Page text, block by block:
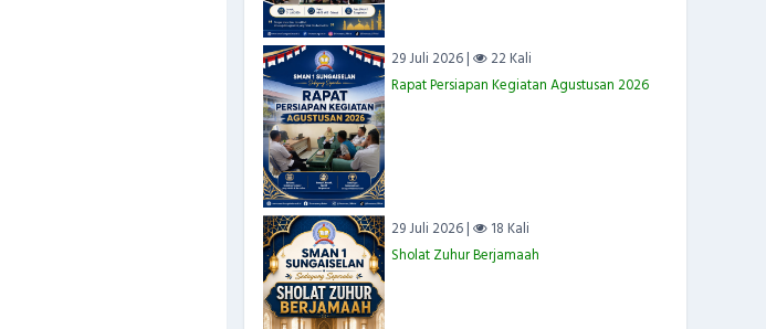
29 Juli 2026 |
22 Kali
Rapat Persiapan Kegiatan Agustusan 2026
29 Juli 2026 |
18 Kali
Sholat Zuhur Berjamaah